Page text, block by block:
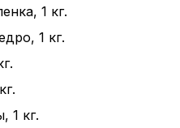
1 кг.
1 кг.
1 кг.